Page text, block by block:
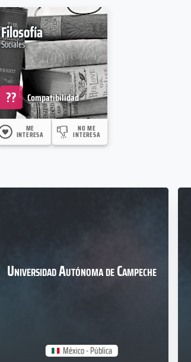
Filosofía
Sociales
Compatibilidad
??
ME
INTERESA
NO ME
INTERESA
México - Pública
Universidad Autónoma de Campeche